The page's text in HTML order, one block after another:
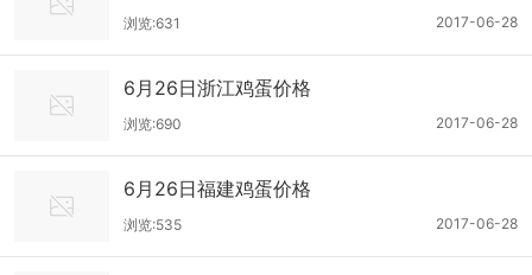
2017-06-28
浏览:631
6月26日浙江鸡蛋价格
2017-06-28
浏览:690
6月26日福建鸡蛋价格
2017-06-28
浏览:535